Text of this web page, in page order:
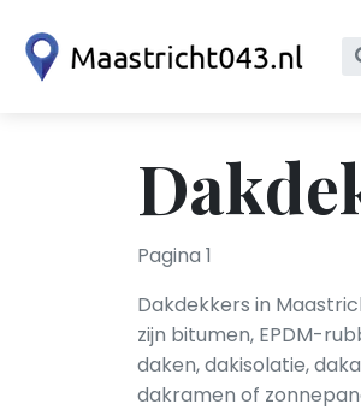
Pagina 1
Dakdekkers in
zijn bitumen, EPDM-
daken, dakisolatie,
dakramen of